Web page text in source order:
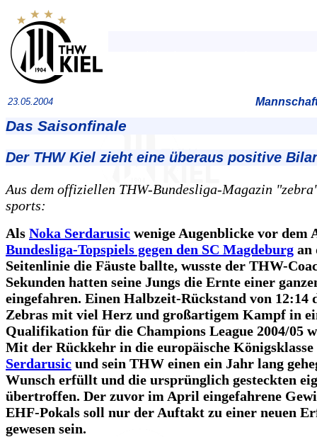
23.05.2004
Das Saisonfinale
Der THW Kiel zieht eine überaus positive
Aus dem offiziellen THW-Bundesliga-Magazin
sports:
Als Noka Serdarusic wenige Augenblicke vor dem
Bundesliga-Topspiels gegen den SC Magdeburg an
Seitenlinie die Fäuste ballte, wusste der THW-
Sekunden hatten seine Jungs die Ernte einer
eingefahren. Einen Halbzeit-Rückstand von 12:14
Zebras mit viel Herz und großartigem Kampf in
Qualifikation für die Champions League 2004/05
Mit der Rückkehr in die europäische Königsklasse
Serdarusic und sein THW einen ein Jahr lang
Wunsch erfüllt und die ursprünglich gesteckten
übertroffen. Der zuvor im April eingefahrene
EHF-Pokals soll nur der Auftakt zu einer neuen
gewesen sein.